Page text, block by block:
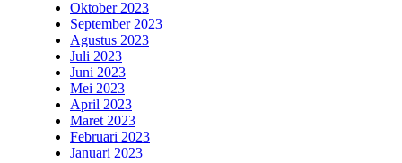
Oktober 2023
September 2023
Agustus 2023
Juli 2023
Juni 2023
Mei 2023
April 2023
Maret 2023
Februari 2023
Januari 2023